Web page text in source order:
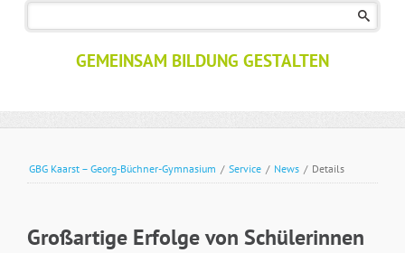
GEMEINSAM BILDUNG GESTALTEN
GBG Kaarst – Georg-Büchner-Gymnasium / Service / News / Details
Großartige Erfolge von Schülerinnen